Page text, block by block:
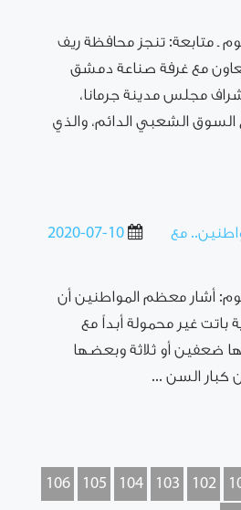
ـ متابعة: تنجز محافظة ريف
مع غرفة صناعة دمشق
مجلس مدينة جرمانا،
السوق الشعبي الدائم، والذي
2020-07-10
مع
أشار معظم المواطنين أن
باتت غير محمولة أبداً مع
ضعفين أو ثلاثة وبعضها
كبار السن ...
102
103
104
105
106